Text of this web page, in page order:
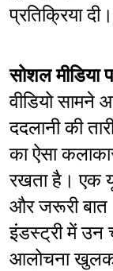
प्रतिक्रिया दी।
सोशल मीडिया
वीडियो सामने
ददलानी की
का ऐसा
रखता है। एक
और जरूरी
इंडस्ट्री में उन
आलोचना